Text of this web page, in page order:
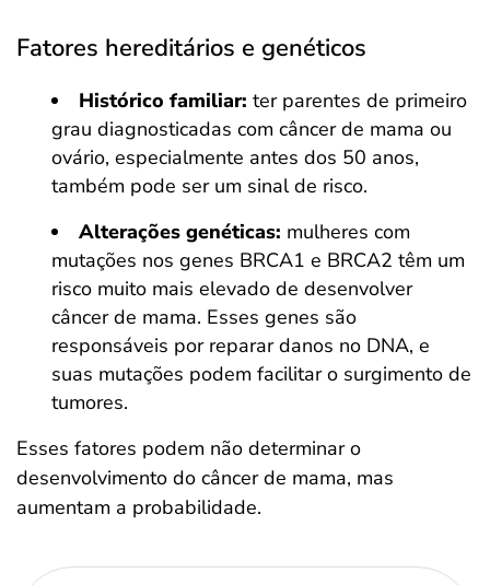
Fatores hereditários e genéticos
Histórico familiar: ter parentes de primeiro
grau diagnosticadas com câncer de mama ou
ovário, especialmente antes dos 50 anos,
também pode ser um sinal de risco.
Alterações genéticas: mulheres com
mutações nos genes BRCA1 e BRCA2 têm um
risco muito mais elevado de desenvolver
câncer de mama. Esses genes são
responsáveis por reparar danos no DNA, e
suas mutações podem facilitar o surgimento de
tumores.
Esses fatores podem não determinar o
desenvolvimento do câncer de mama, mas
aumentam a probabilidade.